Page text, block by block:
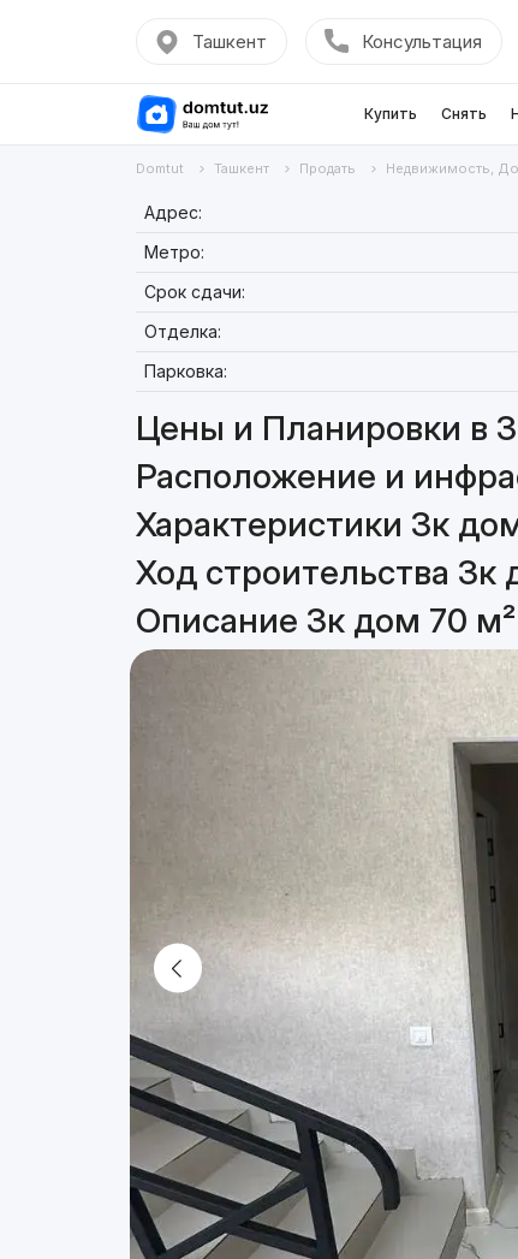
Ташкент Консультация
Купить Снять
Domtut Ташкент Продать Недвижимость,
Адрес:
Метро:
Срок сдачи:
Отделка:
Парковка:
Цены и Планировки в
Расположение и
Характеристики 3к
Ход строительства 3к
Описание 3к дом 70 м²